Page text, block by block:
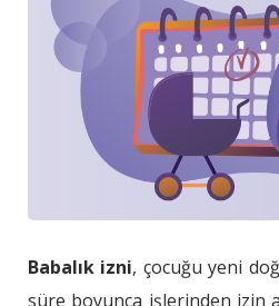
Babalık izni, çocuğu yeni
süre boyunca işlerinden izin